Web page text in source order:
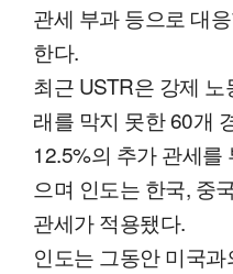
관세 부과 등으로 대
한다.
최근 USTR은 강제
래를 막지 못한 60개
12.5%의 추가 관세를
으며 인도는 한국, 중
관세가 적용됐다.
인도는 그동안 미국